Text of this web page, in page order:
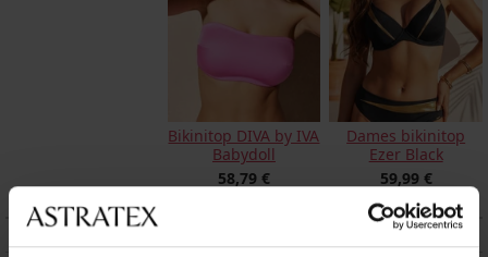
Bikinitop DIVA by IVA
Babydoll
58,79 €
Dames bikinitop
Ezer Black
59,99 €